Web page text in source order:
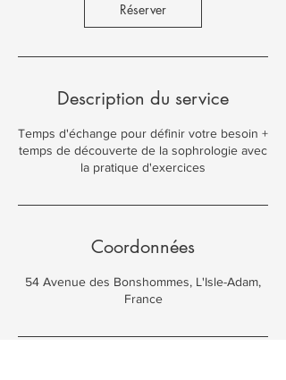
n
Réserver
Description du service
Temps d'échange pour définir votre besoin +
temps de découverte de la sophrologie avec
la pratique d'exercices
Coordonnées
54 Avenue des Bonshommes, L'Isle-Adam,
France